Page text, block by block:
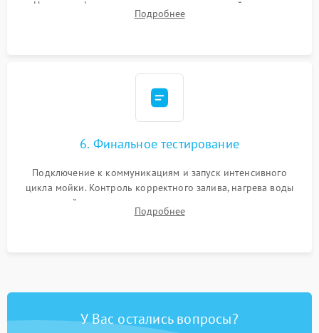
Надежная фиксация хомутов гидравлической системы,
сборка корпуса и установка датчика поплавка.
Подробнее
6. Финальное тестирование
Подключение к коммуникациям и запуск интенсивного
цикла мойки. Контроль корректного залива, нагрева воды
до нужной температуры, отсутствия посторонних шумов,
штатного слива и абсолютной сухости в поддоне.
Подробнее
У Вас остались вопросы?